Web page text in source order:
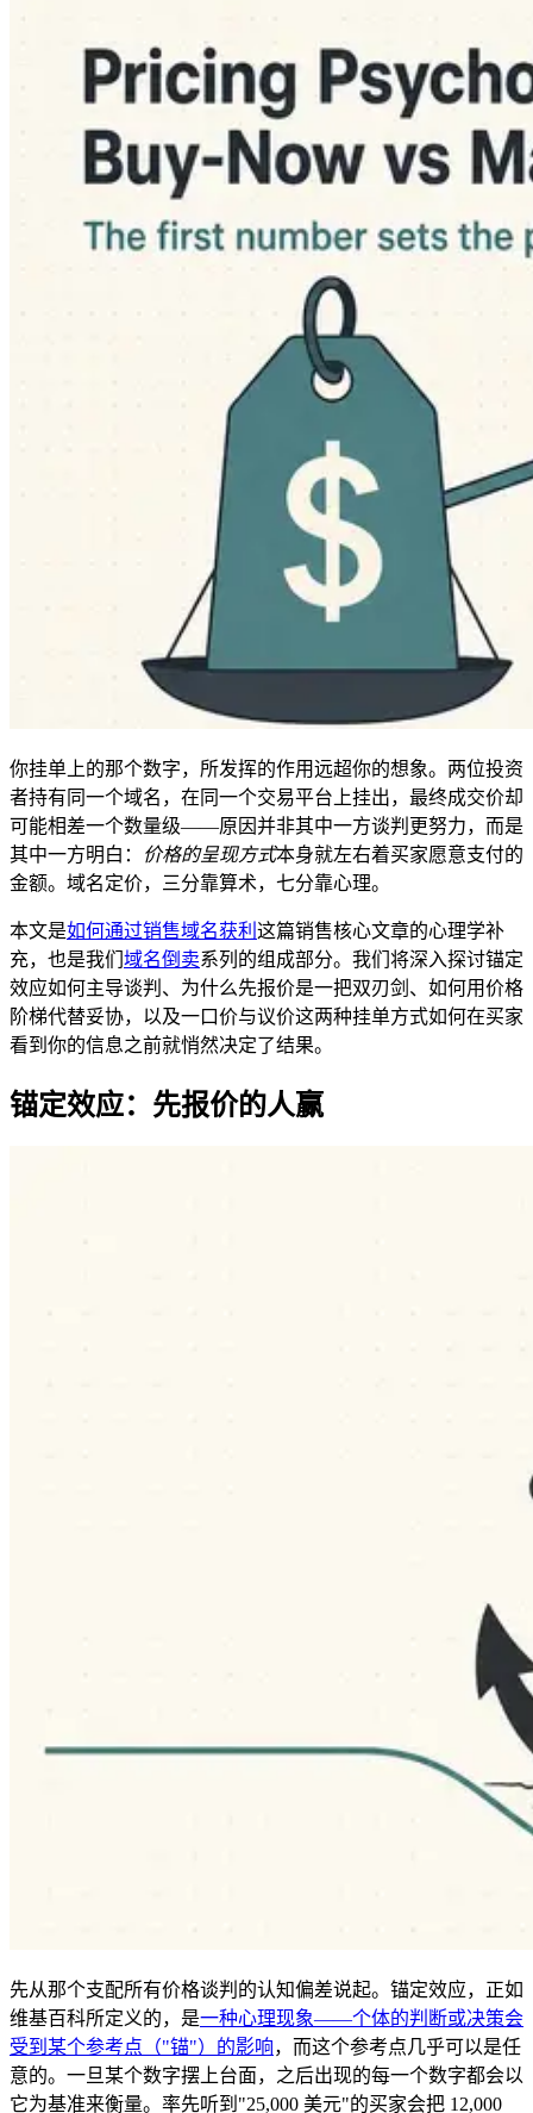
你挂单上的那个数字，所发挥的作用远超你的想象。两位投资
者持有同一个域名，在同一个交易平台上挂出，最终成交价却
可能相差一个数量级——原因并非其中一方谈判更努力，而是
其中一方明白：
价格的呈现方式本身就左右着买家愿意支付的
金额。域名定价，三分靠算术，七分靠心理。
本文是如何通过销售域名获利 这篇销售核心文章的心理学补
充，也是我们 域名倒卖系列的组成部分。我们将深入探讨锚定
效应如何主导谈判、为什么先报价是一把双刃剑、如何用价格
阶梯代替妥协，以及一口价与议价这两种挂单方式如何在买家
看到你的信息之前就悄然决定了结果。
锚定效应：先报价的人赢
先从那个支配所有价格谈判的认知偏差说起。锚定效应，正如
维基百科所定义的，是一种心理现象——个体的判断或决策会
受到某个参考点（"锚"）的影响，而这个参考点几乎可以是任
意的。一旦某个数字摆上台面，之后出现的每一个数字都会以
它为基准来衡量。率先听到"25,000 美元"的买家会把 12,000